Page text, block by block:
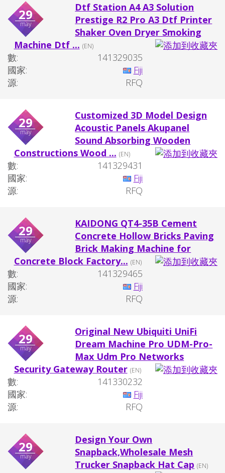
29
may
Dtf Station A4 A3 Solution
Prestige R2 Pro A3 Dtf Printer
Shaker Oven Dryer Smoking
Machine Dtf ... (EN)
數:
141329035
國家:
Fiji
源:
RFQ
29
may
Customized 3D Model Design
Acoustic Panels Akupanel
Sound Absorbing Wooden
Constructions Wood ... (EN)
數:
141329431
國家:
Fiji
源:
RFQ
29
may
KAIDONG QT4-35B Cement
Concrete Hollow Bricks Paving
Brick Making Machine for
Concrete Block Factory... (EN)
數:
141329465
國家:
Fiji
源:
RFQ
29
may
Original New Ubiquiti UniFi
Dream Machine Pro UDM-Pro-
Max Udm Pro Networks
Security Gateway Router (EN)
數:
141330232
國家:
Fiji
源:
RFQ
29
may
Design Your Own
Snapback,Wholesale Mesh
Trucker Snapback Hat Cap (EN)